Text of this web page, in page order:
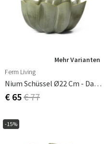
Mehr Varianten
Ferm Living
Nium Schüssel Ø22 Cm - Dark Sage
€ 65€ 77
-15%